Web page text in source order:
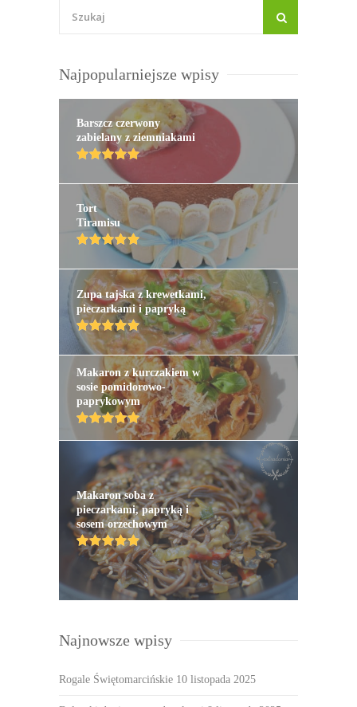
Najpopularniejsze wpisy
Barszcz czerwony
zabielany z ziemniakami
Tort
Tiramisu
Zupa tajska z krewetkami,
pieczarkami i papryką
Makaron z kurczakiem w
sosie pomidorowo-
paprykowym
Makaron soba z
pieczarkami, papryką i
sosem orzechowym
Najnowsze wpisy
Rogale Świętomarcińskie 10 listopada 2025